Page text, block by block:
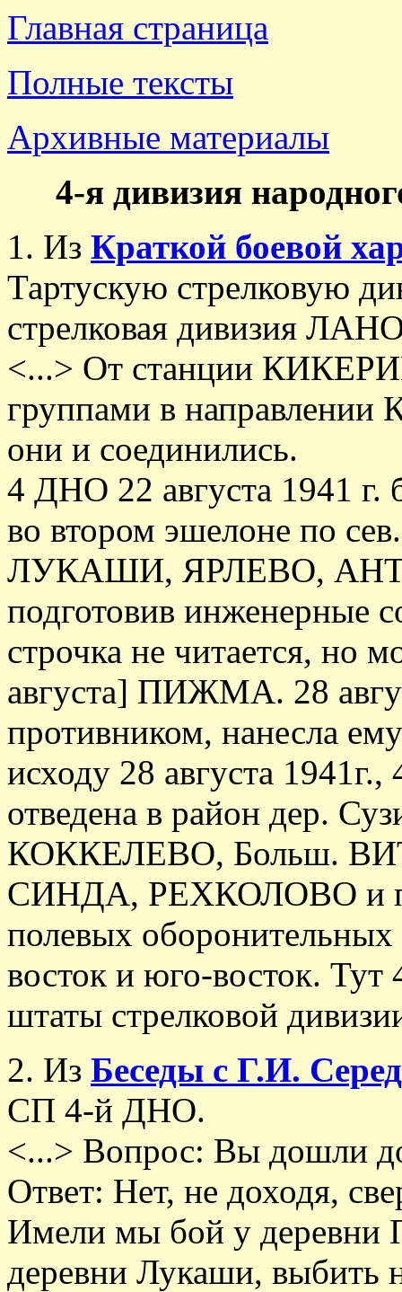
Главная страница
Полные тексты
Архивные материалы
4-я дивизия
1. Из Краткой боевой
Тартускую стрелковую
стрелковая дивизия
<...> От станции
группами в
они и соединились.
4 ДНО 22 августа 1941 г.
во втором эшелоне по
ЛУКАШИ, ЯРЛЕВО,
подготовив инженерные
строчка не читается, но
августа] ПИЖМА. 28
противником, нанесла
исходу 28 августа
отведена в район дер.
КОККЕЛЕВО, Больш.
СИНДА, РЕХКОЛОВО и
полевых
восток и юго-восток.
штаты стрелковой
2. Из Беседы с Г.И.
СП 4-й ДНО.
<...> Вопрос: Вы дошли
Ответ: Нет, не доходя,
Имели мы бой у деревни
деревни Лукаши,